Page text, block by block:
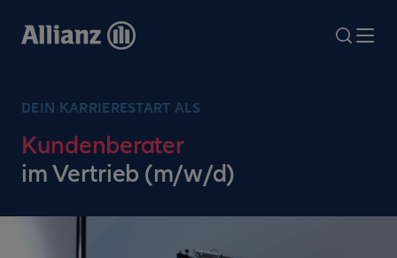
zum
search
DEIN KARRIERESTART ALS
Kundenberater
im Vertrieb (m/w/d)